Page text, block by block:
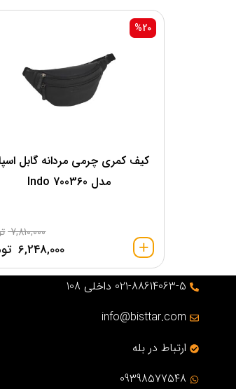
کیف کمری چرمی مردانه گابل
مدل 700360 Indo
%20
7,810,000
6,248,000
021-88614063-5 داخلی 108
info@bisttar.com
ارتباط در بله
09398577548